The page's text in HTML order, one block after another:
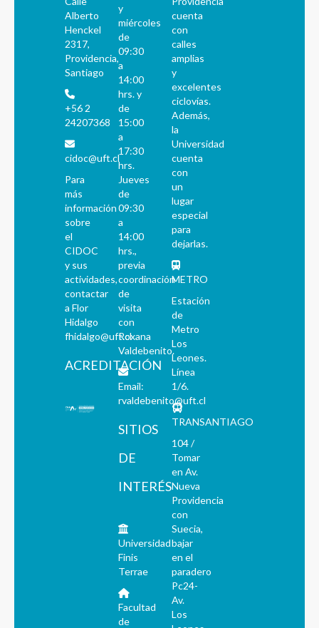
Alberto
Henckel
2317,
Providencia,
Santiago
+56 2
24207368
cidoc@uft.cl
Para
más
información
sobre
el
CIDOC
y sus
actividades,
contactar
a Flor
Hidalgo
fhidalgo@uft.cl
ACREDITACIÓN
y
miércoles
de
09:30
a
14:00
hrs. y
de
15:00
a
17:30
hrs.
Jueves
de
09:30
a
14:00
hrs.,
previa
coordinación
de
visita
con
Roxana
Valdebenito.
Email:
rvaldebenito@uft.cl
SITIOS
DE
INTERÉS
Universidad
Finis
Terrae
Facultad
de
cuenta
con
calles
amplias
y
excelentes
ciclovías.
Además,
la
Universidad
cuenta
con
un
lugar
especial
para
dejarlas.
METRO
Estación
de
Metro
Los
Leones.
Línea
1/6.
TRANSANTIAGO
104 /
Tomar
en Av.
Nueva
Providencia
con
Suecia,
bajar
en el
paradero
Pc24-
Av.
Los